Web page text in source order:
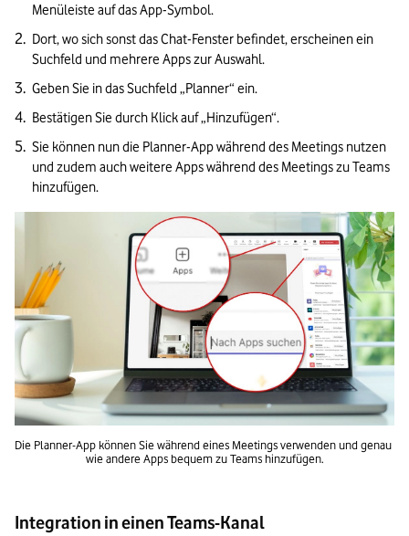
Menüleiste auf das App-Symbol.
Dort, wo sich sonst das Chat-Fenster befindet, erscheinen ein
Suchfeld und mehrere Apps zur Auswahl.
Geben Sie in das Suchfeld „Planner“ ein.
Bestätigen Sie durch Klick auf „Hinzufügen“.
Sie können nun die Planner-App während des Meetings nutzen
und zudem auch weitere Apps während des Meetings zu Teams
hinzufügen.
Die Planner-App können Sie während eines Meetings verwenden und genau
wie andere Apps bequem zu Teams hinzufügen.
Integration in einen Teams-Kanal